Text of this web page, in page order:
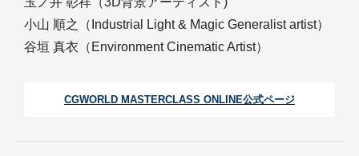
小山 順之（Industrial Light & Magic Generalist artist）
谷垣 真衣（Environment Cinematic Artist）
CGWORLD MASTERCLASS ONLINE公式ページ